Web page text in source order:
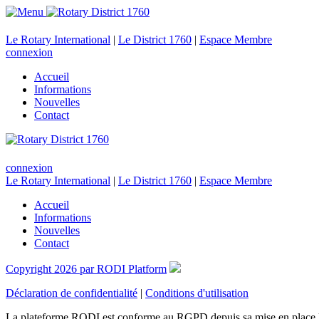
Le Rotary International | Le District 1760 | Espace Membre
connexion
Accueil
Informations
Nouvelles
Contact
connexion
Le Rotary International | Le District 1760 | Espace Membre
Accueil
Informations
Nouvelles
Contact
Copyright 2026 par RODI Platform
Déclaration de confidentialité | Conditions d'utilisation